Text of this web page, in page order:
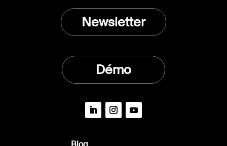
Newsletter
Démo